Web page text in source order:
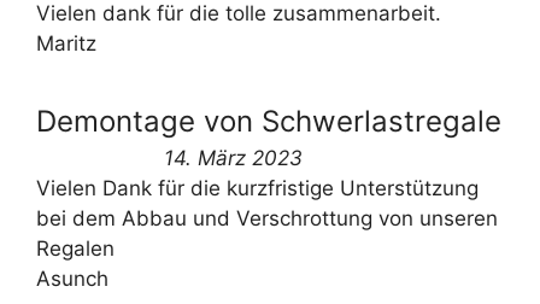
Vielen dank für die tolle zusammenarbeit.
Maritz
Demontage von Schwerlastregale
14. März 2023
Vielen Dank für die kurzfristige Unterstützung
bei dem Abbau und Verschrottung von unseren
Regalen
Asunch